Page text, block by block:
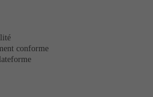
conforme